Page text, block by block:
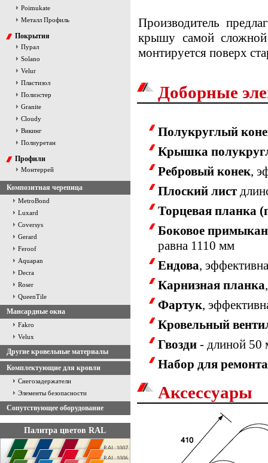
Poimukate
Металл Профиль
Покрытия
Пурал
Solano
Velur
Пластизол
Полиэстер
Granite
Cloudy
Викинг
Полиуретан
Профили
Монтеррей
Композитная черепица
MetroBond
Luxard
Coversys
Gerard
Feroof
Aquapan
Decra
Roser
QueenTile
Мансардные окна
Fakro
Velux
Другие кровельные материалы
Комплектующие для кровли
Снегозадержатели
Элементы безопасности
Сопутствующее оборудование
Палитра цветов RAL
Производитель
крышу самой
монтируется поверх
Доборные
Полукруглый
Крышка
Ребровый конек,
Плоский лист
Торцевая планка
Боковое
равна 1110 мм
Ендова,
Карнизная планка
Фартук,
Кровельный
Гвозди - длиной 50
Набор для ремонта
Аксессуары